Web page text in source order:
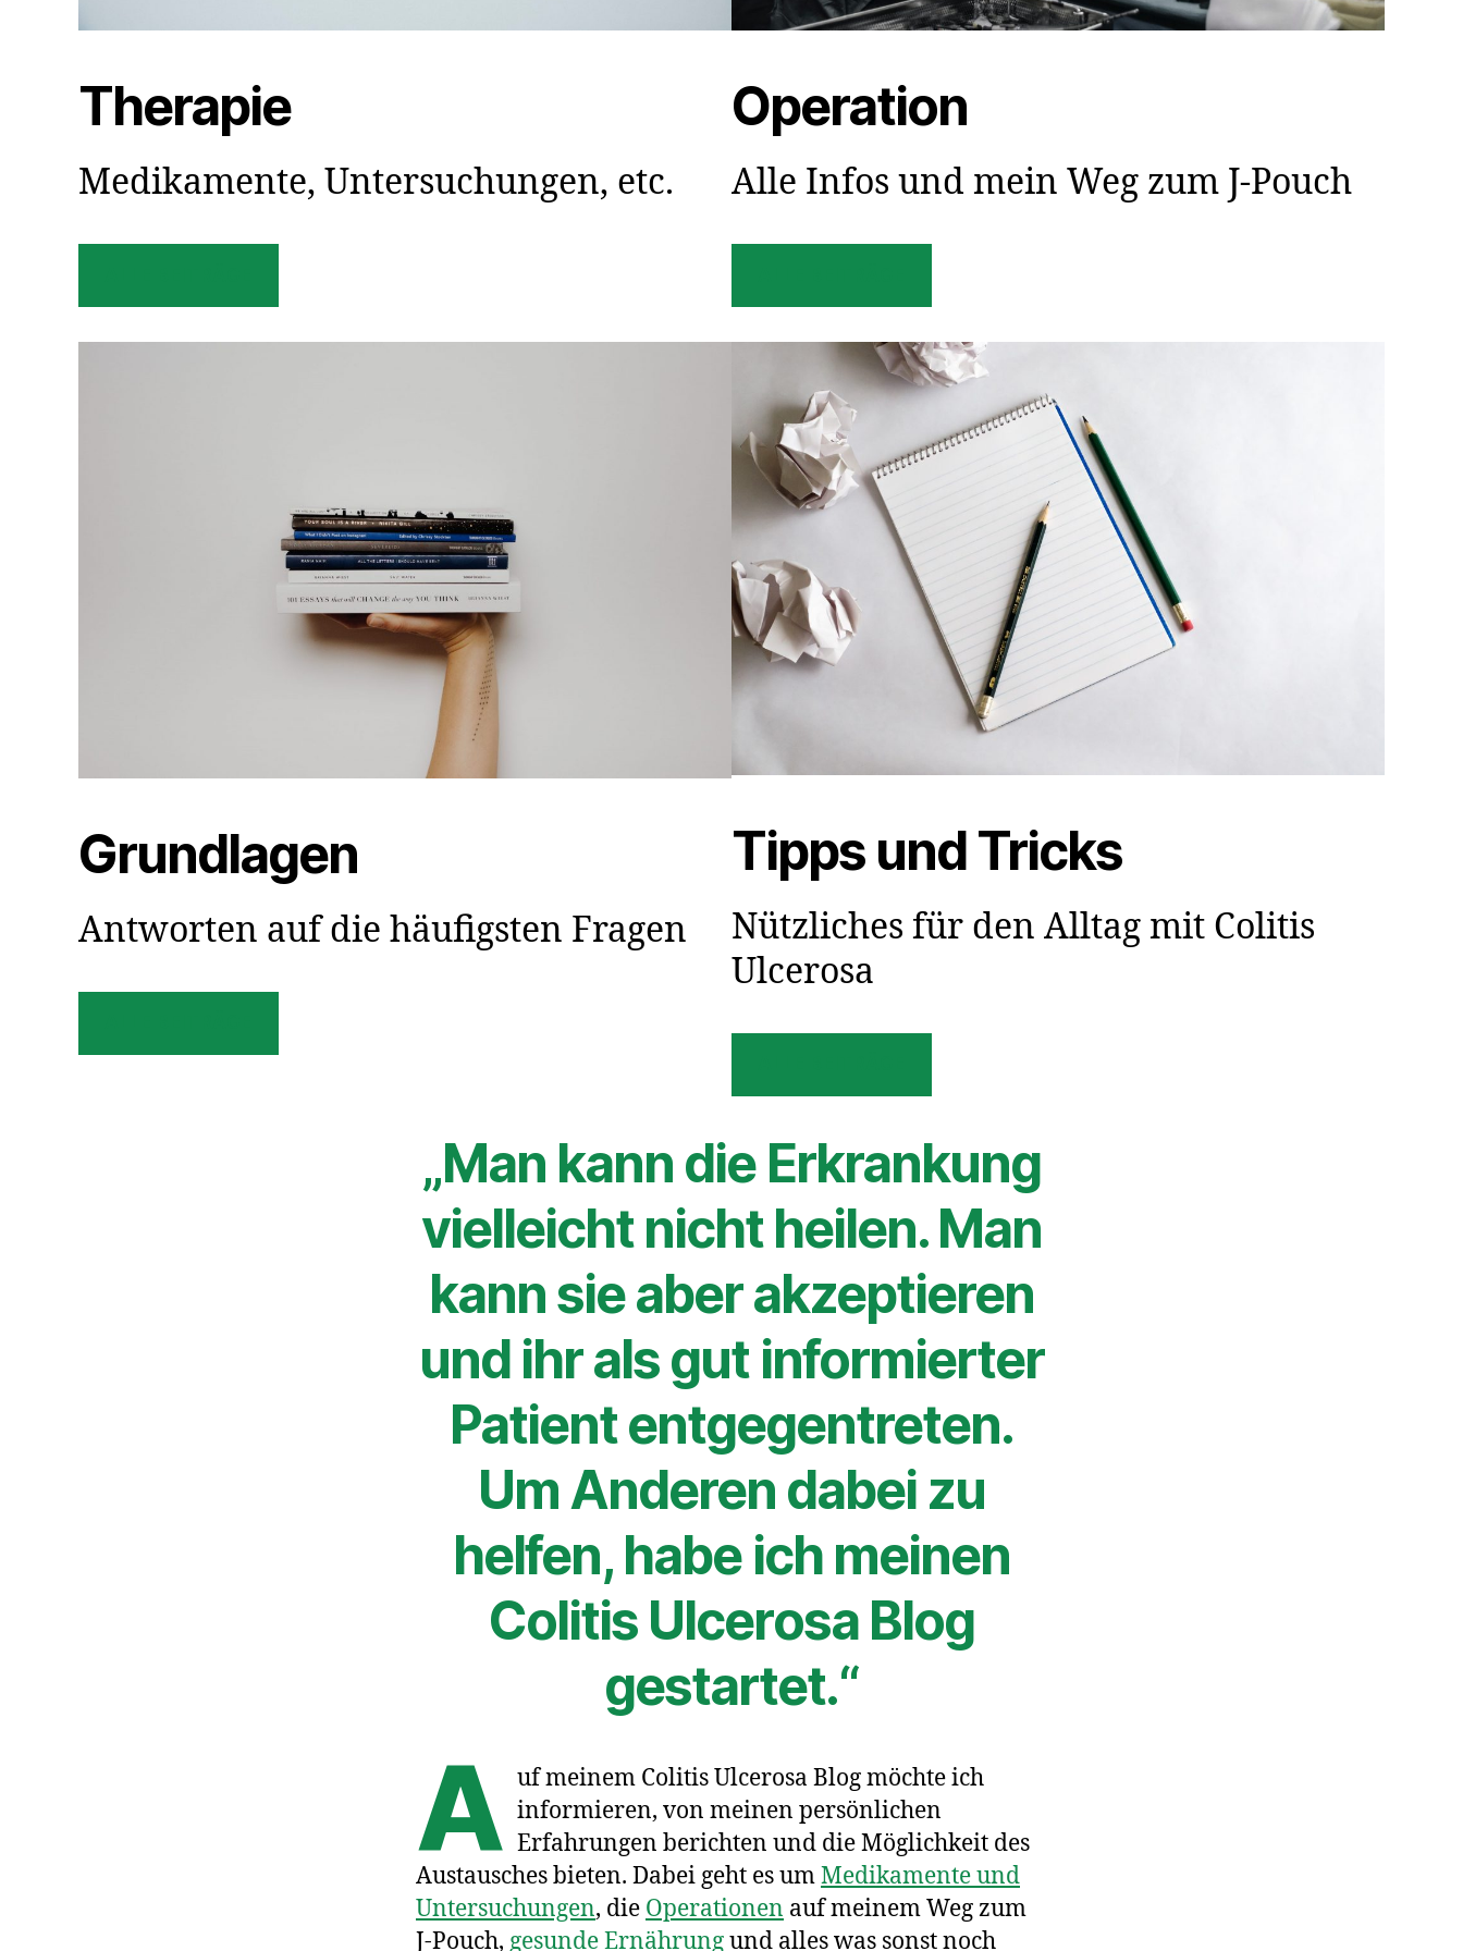
Therapie
Medikamente, Untersuchungen, etc.
Operation
Alle Infos und mein Weg zum J-Pouch
Grundlagen
Antworten auf die häufigsten Fragen
Tipps und Tricks
Nützliches für den Alltag mit Colitis
Ulcerosa
„Man kann die Erkrankung
vielleicht nicht heilen. Man
kann sie aber akzeptieren
und ihr als gut informierter
Patient entgegentreten.
Um Anderen dabei zu
helfen, habe ich meinen
Colitis Ulcerosa Blog
gestartet.“
A uf meinem Colitis Ulcerosa Blog möchte ich
informieren, von meinen persönlichen
Erfahrungen berichten und die Möglichkeit des
Austausches bieten. Dabei geht es umMedikamente und
Untersuchungen, die Operationen auf meinem Weg zum
J-Pouch, gesunde Ernährungund alles was sonst noch